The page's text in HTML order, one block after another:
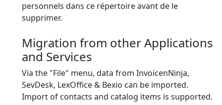
personnels dans ce répertoire avant de le
supprimer.
Migration from other Applications
and Services
Via the "File" menu, data from InvoicenNinja,
SevDesk, LexOffice & Bexio can be imported.
Import of contacts and catalog items is supported.